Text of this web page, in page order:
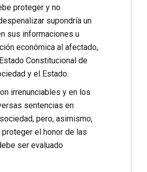
proteger y no
supondría un
sus informaciones u
económica al afectado,
Constitucional de
y el Estado.
irrenunciables y en los
sentencias en
pero, asimismo,
el honor de las
ser evaluado